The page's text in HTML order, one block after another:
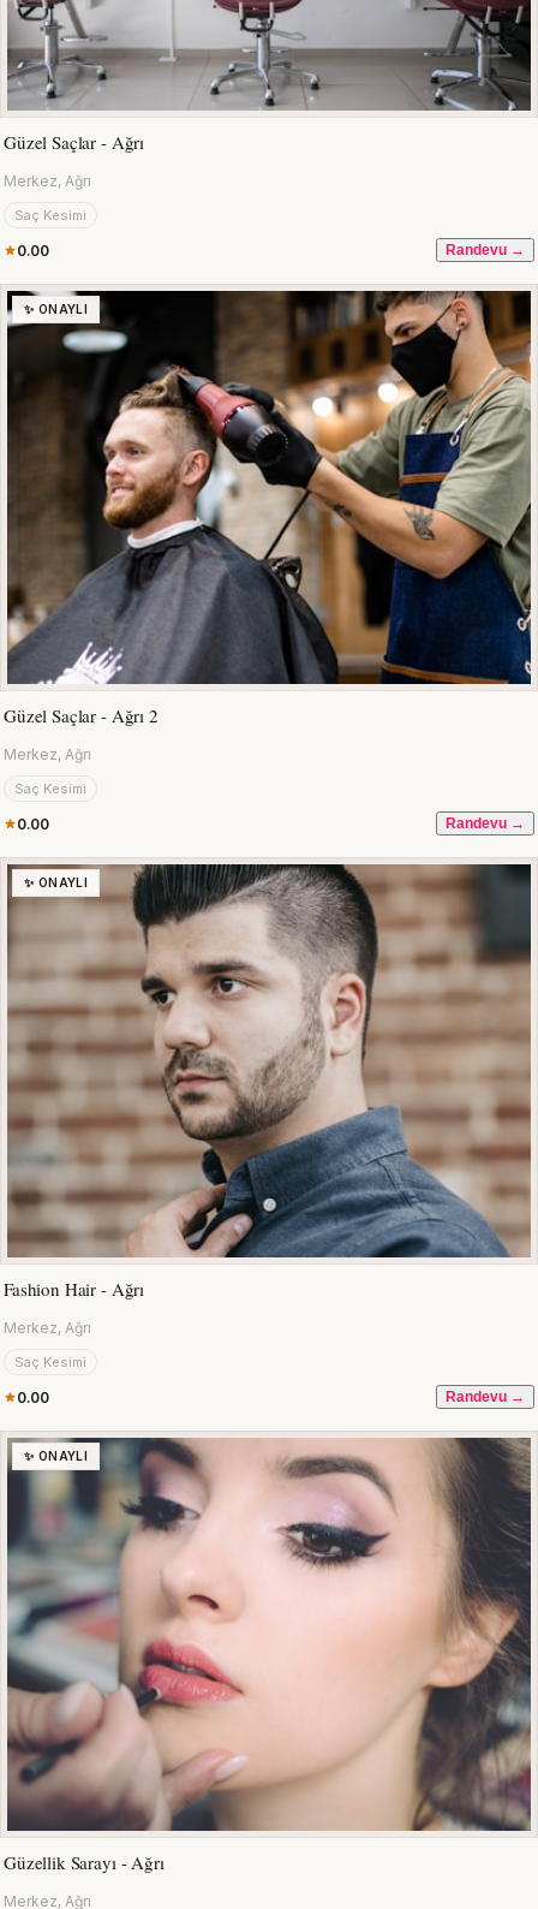
Güzel Saçlar - Ağrı
Merkez, Ağrı
Saç Kesimi
0.00 Randevu →
✨ ONAYLI
Güzel Saçlar - Ağrı 2
Merkez, Ağrı
Saç Kesimi
0.00 Randevu →
✨ ONAYLI
Fashion Hair - Ağrı
Merkez, Ağrı
Saç Kesimi
0.00 Randevu →
✨ ONAYLI
Güzellik Sarayı - Ağrı
Merkez, Ağrı